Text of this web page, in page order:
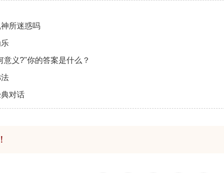
所迷惑吗
义?"你的答案是什么？
对话